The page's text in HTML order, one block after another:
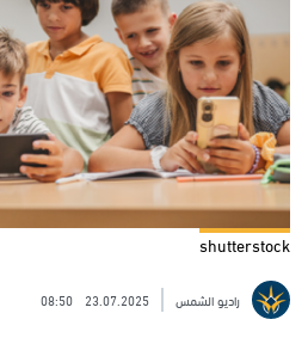
shutterstock
راديو الشمس 23.07.2025
08:50